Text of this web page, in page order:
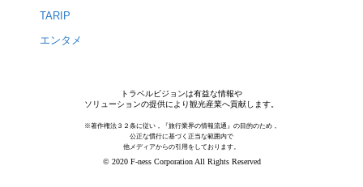
TARIP
エンタメ
トラベルビジョンは有益な情報や
ソリューションの提供により観光産業へ貢献します。
※著作権法３２条に従い，『旅行業界の情報流通』の目的のため，
公正な慣行に基づく正当な範囲内で
他メディアからの引用をしております。
© 2020 F-ness Corporation All Rights Reserved